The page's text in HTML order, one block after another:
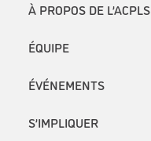
À PROPOS DE L’ACPLS
ÉQUIPE
ÉVÉNEMENTS
S’IMPLIQUER